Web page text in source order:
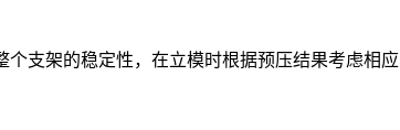
支架的稳定性，在立模时根据预压结果考虑相